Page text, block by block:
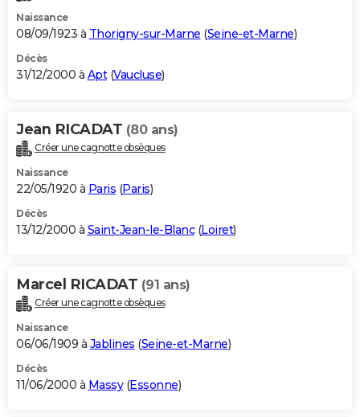
Naissance
08/09/1923 à Thorigny-sur-Marne (Seine-et-Marne)
Décès
31/12/2000 à Apt(Vaucluse)
Jean RICADAT (80 ans)
Créer une cagnotte obsèques
Naissance
22/05/1920 à Paris (Paris)
Décès
13/12/2000 à Saint-Jean-le-Blanc(Loiret)
Marcel RICADAT (91 ans)
Créer une cagnotte obsèques
Naissance
06/06/1909 à Jablines (Seine-et-Marne)
Décès
11/06/2000 à Massy(Essonne)